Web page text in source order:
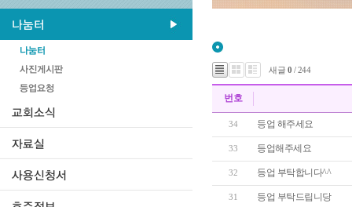
새글 0 / 244
번호
34 등업 해주세요
33 등업해주세요
32 등업 부탁합니다^^
31 등업 부탁드립니당